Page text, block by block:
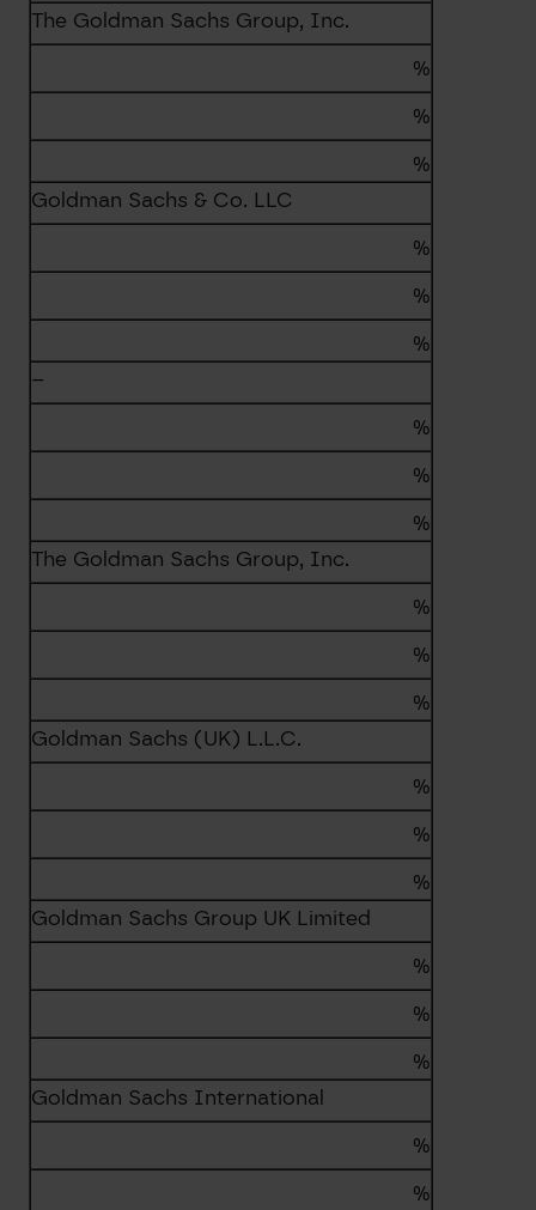
The Goldman Sachs Group, Inc.
%
%
%
Goldman Sachs & Co. LLC
%
%
%
–
%
%
%
The Goldman Sachs Group, Inc.
%
%
%
Goldman Sachs (UK) L.L.C.
%
%
%
Goldman Sachs Group UK Limited
%
%
%
Goldman Sachs International
%
%